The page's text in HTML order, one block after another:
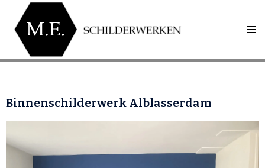
Binnenschilderwerk Alblasserdam